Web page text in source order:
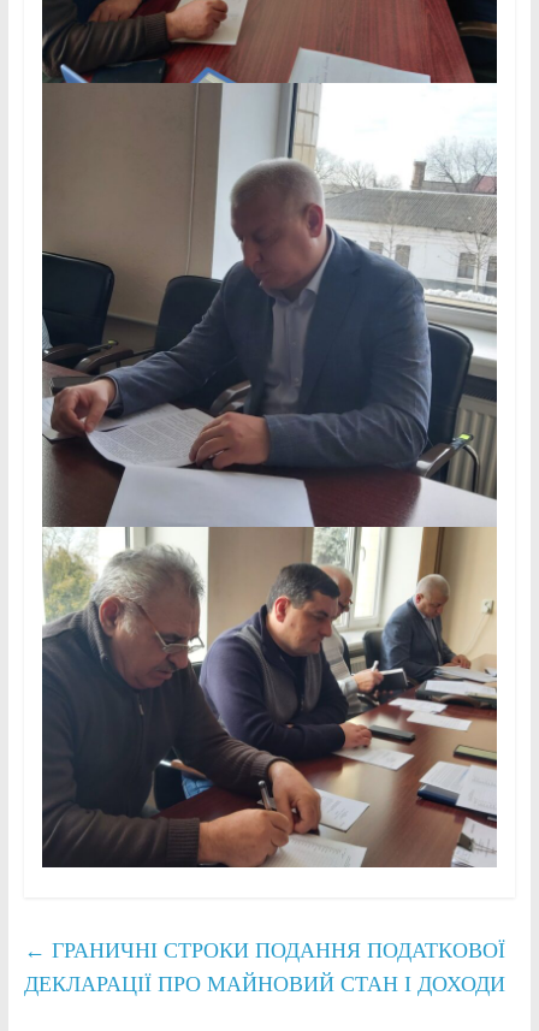
← ГРАНИЧНІ СТРОКИ ПОДАННЯ ПОДАТКОВОЇ
ДЕКЛАРАЦІЇ ПРО МАЙНОВИЙ СТАН І ДОХОДИ